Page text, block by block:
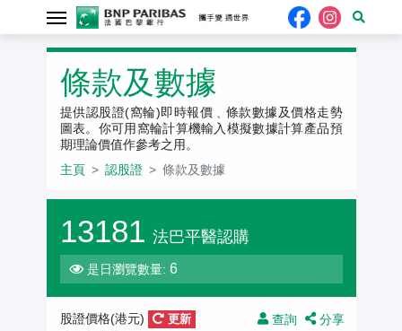
認股證
條款及數據
提供認股證(窩輪)即時報價﹑條款數據及價格走勢
圖表。你可用窩輪計算機輸入模擬數據計算產品預
期理論價值作參考之用。
主頁
認股證 條款及數據
13181 法巴平醫認購
是日瀏覽數量: 6
查詢 分享
股證價格(港元) 更新